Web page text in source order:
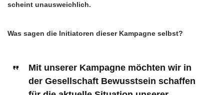
scheint unausweichlich.
Was sagen die Initiatoren dieser Kampagne selbst?
Mit unserer Kampagne möchten wir in
der Gesellschaft Bewusstsein schaffen